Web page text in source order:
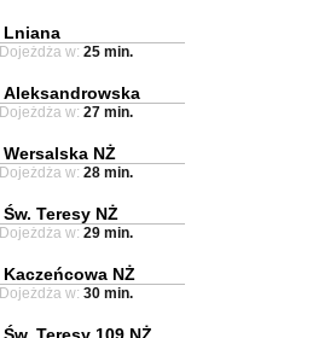
Lniana
Dojeżdża w: 25 min.
Aleksandrowska
Dojeżdża w: 27 min.
Wersalska NŻ
Dojeżdża w: 28 min.
Św. Teresy NŻ
Dojeżdża w: 29 min.
Kaczeńcowa NŻ
Dojeżdża w: 30 min.